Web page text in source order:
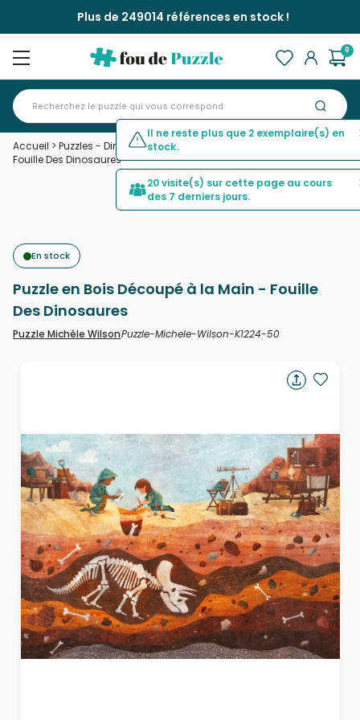
Plus de 249014 références en stock !
0
Accueil > Puzzles - Dinosaures>Puzzle en Bois Découpé à la Main -
Fouille Des Dinosaures
En stock
Puzzle en Bois Découpé à la Main - Fouille
Des Dinosaures
Puzzle Michèle WilsonPuzzle-Michele-Wilson-K1224-50
Il ne reste plus que 2 exemplaire(s) en
stock.
20 visite(s) sur cette page au cours
des 7 derniers jours.